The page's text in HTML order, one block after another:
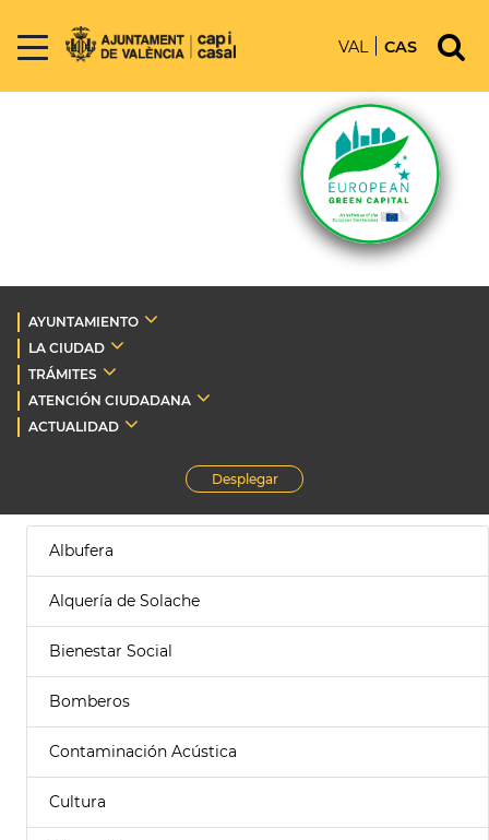
VAL CAS
AYUNTAMIENTO
LA CIUDAD
TRÁMITES
ATENCIÓN CIUDADANA
ACTUALIDAD
Desplegar
Albufera
Alquería de Solache
Bienestar Social
Bomberos
Contaminación Acústica
Cultura